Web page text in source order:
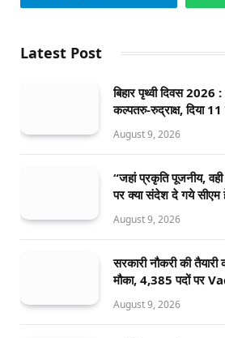
Latest Post
बिहार पृथ्वी दिवस 2026
कल्पतरु-रुद्राक्ष, दिया
August 9, 2026
“जहां प्रकृति पूजनीय,
पर क्या संदेश दे गये
August 9, 2026
सरकारी नौकरी की
मौका, 4,385 पदों पर
August 9, 2026